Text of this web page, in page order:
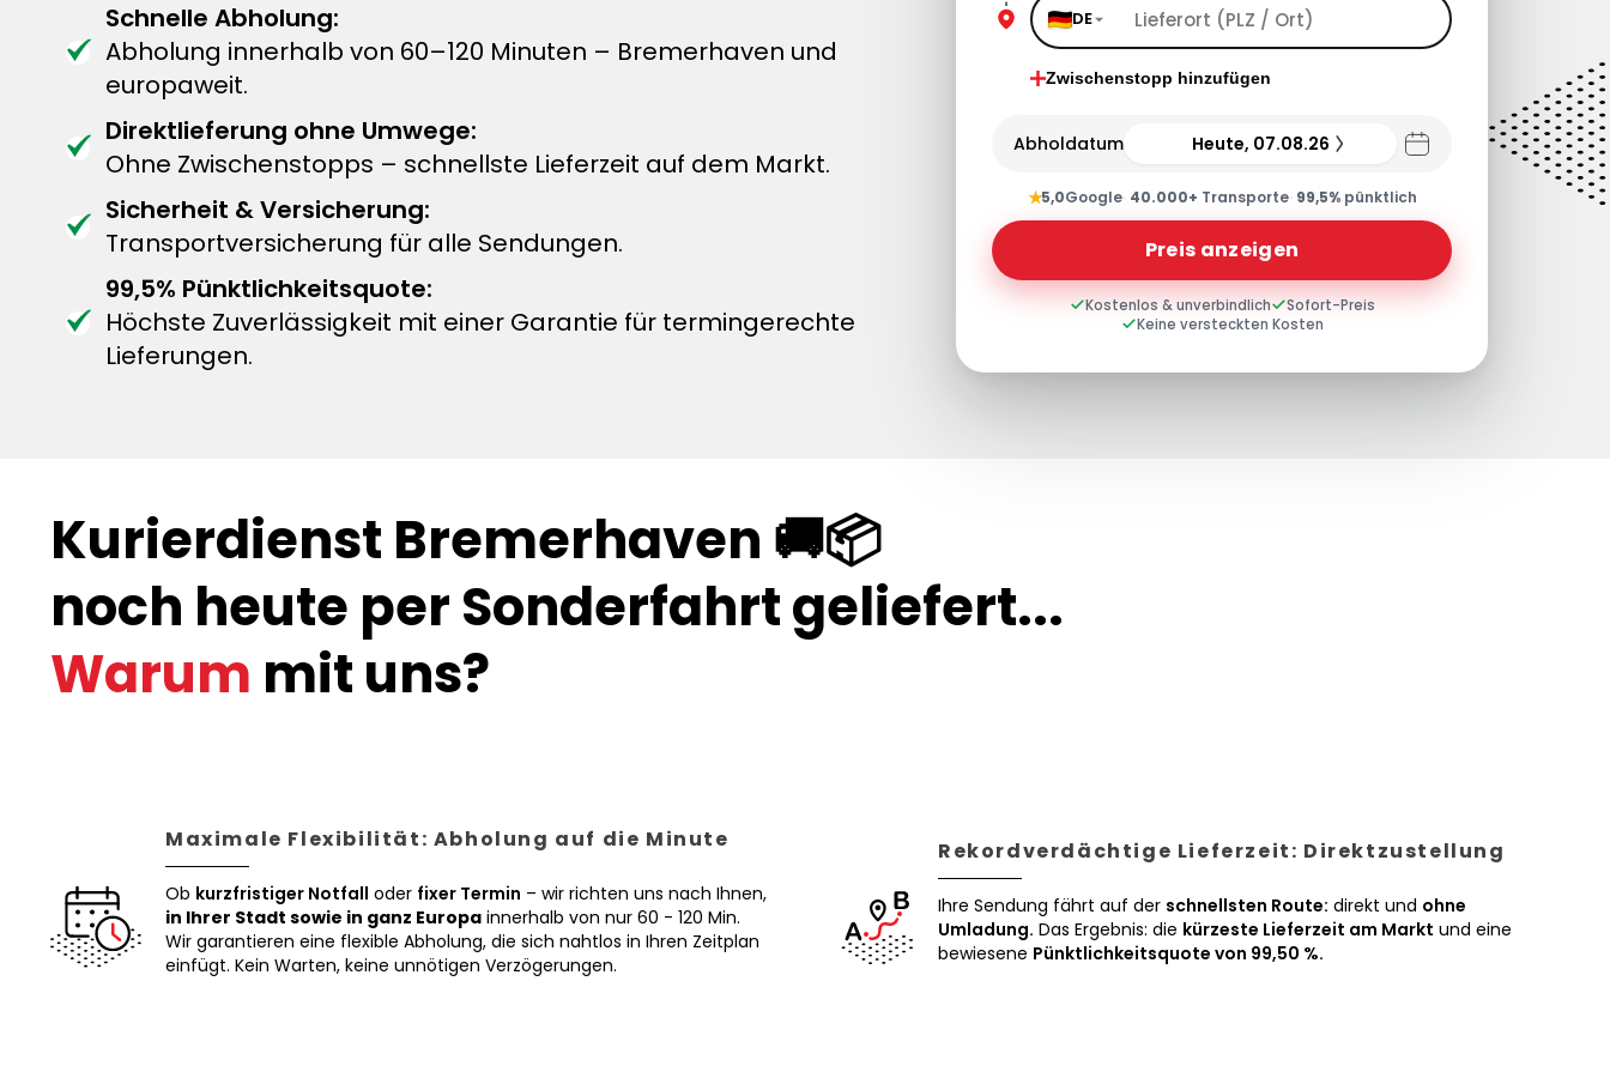
Schnelle Abholung:
Abholung innerhalb von 60–120 Minuten – Bremerhaven und
europaweit.
Direktlieferung ohne Umwege:
Ohne Zwischenstopps – schnellste Lieferzeit auf dem Markt.
Sicherheit & Versicherung:
Transportversicherung für alle Sendungen.
99,5% Pünktlichkeitsquote:
Höchste Zuverlässigkeit mit einer Garantie für termingerechte
Lieferungen.
DE
Zwischenstopp hinzufügen
Abholdatum Heute, 07.08.26
★5,0Google· 40.000+ Transporte· 99,5%pünktlich
Preis anzeigen
Kostenlos & unverbindlich
Sofort-Preis
Keine versteckten Kosten
Kurierdienst Bremerhaven 🚚📦
noch heute per Sonderfahrt geliefert...
Warum mit uns?
Maximale Flexibilität: Abholung auf die Minute
Ob kurzfristiger Notfall oder fixer Termin – wir richten uns nach Ihnen,
in Ihrer Stadt sowie in ganz Europa innerhalb von nur 60 - 120 Min.
Wir garantieren eine flexible Abholung, die sich nahtlos in Ihren Zeitplan
einfügt. Kein Warten, keine unnötigen Verzögerungen.
Rekordverdächtige Lieferzeit: Direktzustellung
Ihre Sendung fährt auf der schnellsten Route: direkt und ohne
Umladung. Das Ergebnis: die kürzeste Lieferzeit am Markt und eine
bewiesene Pünktlichkeitsquote von 99,50 %.